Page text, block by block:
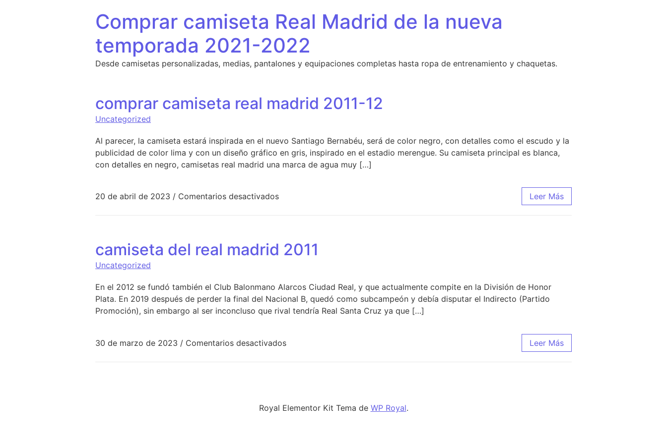
Comprar camiseta Real Madrid de la nueva
temporada 2021-2022
Desde camisetas personalizadas, medias, pantalones y equipaciones completas hasta ropa de entrenamiento y chaquetas.
comprar camiseta real madrid 2011-12
Uncategorized
Al parecer, la camiseta estará inspirada en el nuevo Santiago Bernabéu, será de color negro, con detalles como el escudo y la
publicidad de color lima y con un diseño gráfico en gris, inspirado en el estadio merengue. Su camiseta principal es blanca,
con detalles en negro, camisetas real madrid una marca de agua muy […]
20 de abril de 2023 / Comentarios desactivadosen comprar camiseta real madrid 2011-12 Leer Más
camiseta del real madrid 2011
Uncategorized
En el 2012 se fundó también el Club Balonmano Alarcos Ciudad Real, y que actualmente compite en la División de Honor
Plata. En 2019 después de perder la final del Nacional B, quedó como subcampeón y debía disputar el Indirecto (Partido
Promoción), sin embargo al ser inconcluso que rival tendría Real Santa Cruz ya que […]
30 de marzo de 2023 / Comentarios desactivadosen camiseta del real madrid 2011 Leer Más
Royal Elementor Kit Tema de WP Royal.